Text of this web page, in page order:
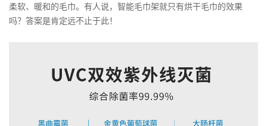
柔软、暖和的毛巾。有人说，智能毛巾架就只有烘干毛巾的效果
吗？答案是肯定远不止于此！